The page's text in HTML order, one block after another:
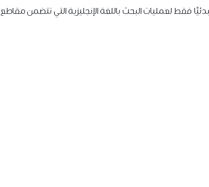
فقط لعمليات البحث باللغة الإنجليزية التي تتضمن مقاطع